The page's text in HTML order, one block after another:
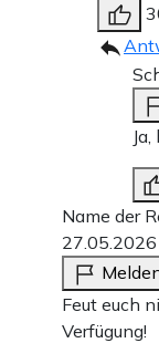
Name der
Feut euch
Verfügung!